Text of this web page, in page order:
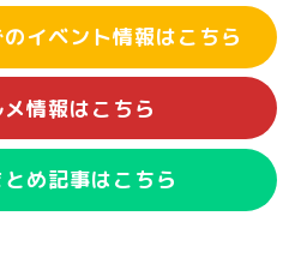
イベント情報はこちら
情報はこちら
め記事はこちら